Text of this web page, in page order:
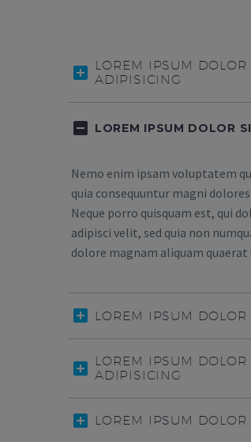
LOREM IPSUM DOLOR
ADIPISICING
LOREM IPSUM DOLOR
Nemo enim ipsam voluptatem
quia consequuntur magni
Neque porro quisquam est, qui
adipisci velit, sed quia non
dolore magnam aliquam
LOREM IPSUM DOLOR
LOREM IPSUM DOLOR
ADIPISICING
LOREM IPSUM DOLOR